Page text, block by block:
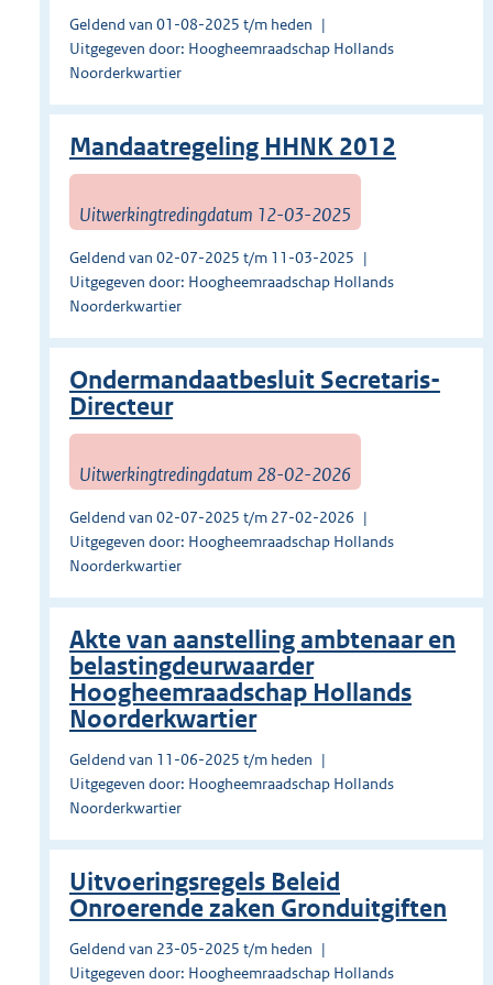
Geldend van 01-08-2025 t/m heden
Uitgegeven door: Hoogheemraadschap Hollands
Noorderkwartier
Mandaatregeling HHNK 2012
Uitwerkingtredingdatum 12-03-2025
Geldend van 02-07-2025 t/m 11-03-2025
Uitgegeven door: Hoogheemraadschap Hollands
Noorderkwartier
Ondermandaatbesluit Secretaris-
Directeur
Uitwerkingtredingdatum 28-02-2026
Geldend van 02-07-2025 t/m 27-02-2026
Uitgegeven door: Hoogheemraadschap Hollands
Noorderkwartier
Akte van aanstelling ambtenaar en
belastingdeurwaarder
Hoogheemraadschap Hollands
Noorderkwartier
Geldend van 11-06-2025 t/m heden
Uitgegeven door: Hoogheemraadschap Hollands
Noorderkwartier
Uitvoeringsregels Beleid
Onroerende zaken Gronduitgiften
Geldend van 23-05-2025 t/m heden
Uitgegeven door: Hoogheemraadschap Hollands